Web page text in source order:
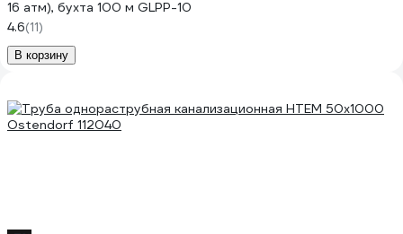
16 атм), бухта 100 м GLPP-10
4.6(11)
В корзину